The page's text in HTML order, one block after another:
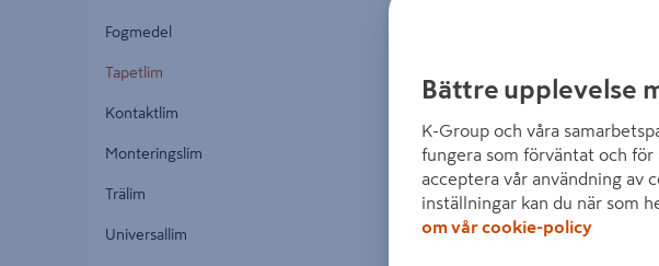
Fogmedel
Tapetlim
Kontaktlim
Monteringslim
Trälim
Universallim
195 kr/ ST
Bättre upplevelse
K-Group och våra
fungera som förväntat och för
acceptera vår användning av
inställningar kan du när som
om vår cookie-policy